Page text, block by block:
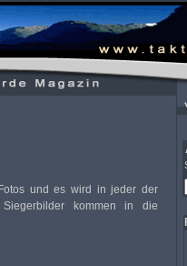
und es wird in jeder der
kommen in die